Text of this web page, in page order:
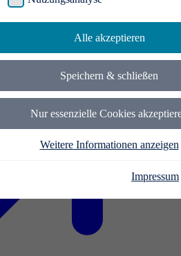
Alle akzeptieren
Speichern & schließen
Nur essenzielle Cookies
Weitere Informationen anzeigen
Impressum
Ideen eine Bühne